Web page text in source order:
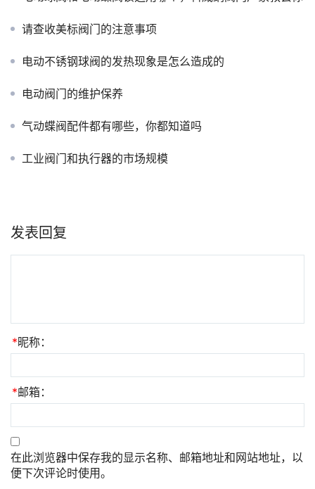
请查收美标阀门的注意事项
电动不锈钢球阀的发热现象是怎么造成的
电动阀门的维护保养
气动蝶阀配件都有哪些，你都知道吗
工业阀门和执行器的市场规模
发表回复
*昵称：
*邮箱：
在此浏览器中保存我的显示名称、邮箱地址和网站地址，以
便下次评论时使用。